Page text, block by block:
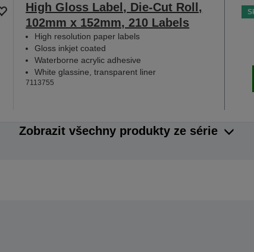
High Gloss Label, Die-Cut Roll,
102mm x 152mm, 210 Labels
High resolution paper labels
Gloss inkjet coated
Waterborne acrylic adhesive
White glassine, transparent liner
7113755
Zobrazit všechny produkty ze série